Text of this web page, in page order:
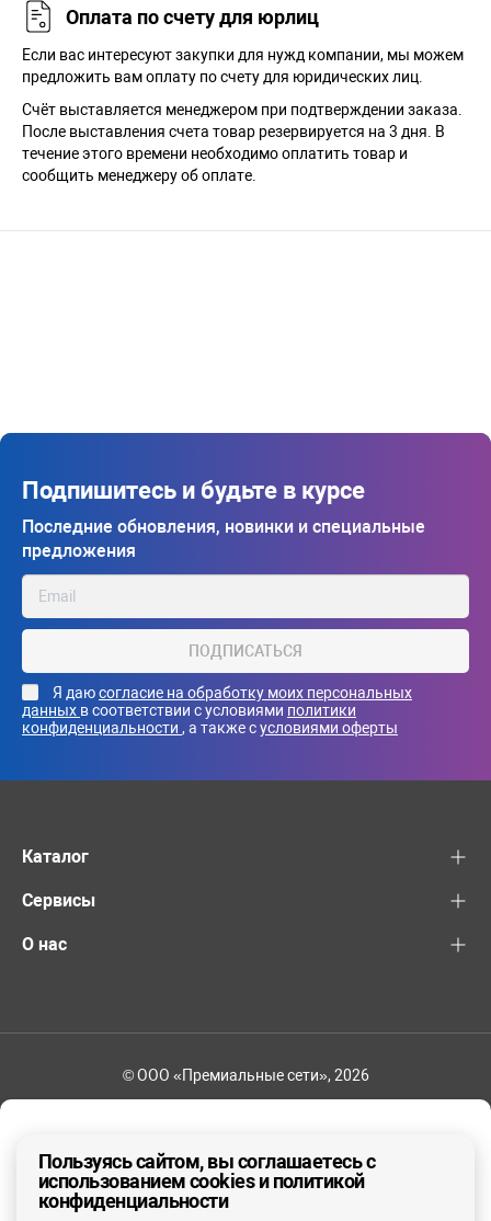
ДА, ВЕРНО
Оплата по счету для юрлиц
Если вас интересуют закупки для нужд компании, мы можем
предложить вам оплату по счету для юридических лиц.
Счёт выставляется менеджером при подтверждении заказа.
После выставления счета товар резервируется на 3 дня. В
течение этого времени необходимо оплатить товар и
сообщить менеджеру об оплате.
Подпишитесь и будьте в курсе
Последние обновления, новинки и специальные
предложения
ПОДПИСАТЬСЯ
Я даюсогласие на обработку моих персональных
данных в соответствии с условиями политики
конфиденциальности , а также сусловиями оферты
Каталог
Сервисы
О нас
© ООО «Премиальные сети», 2026
Пользуясь сайтом, вы соглашаетесь с
использованием cookies и политикой
конфиденциальности